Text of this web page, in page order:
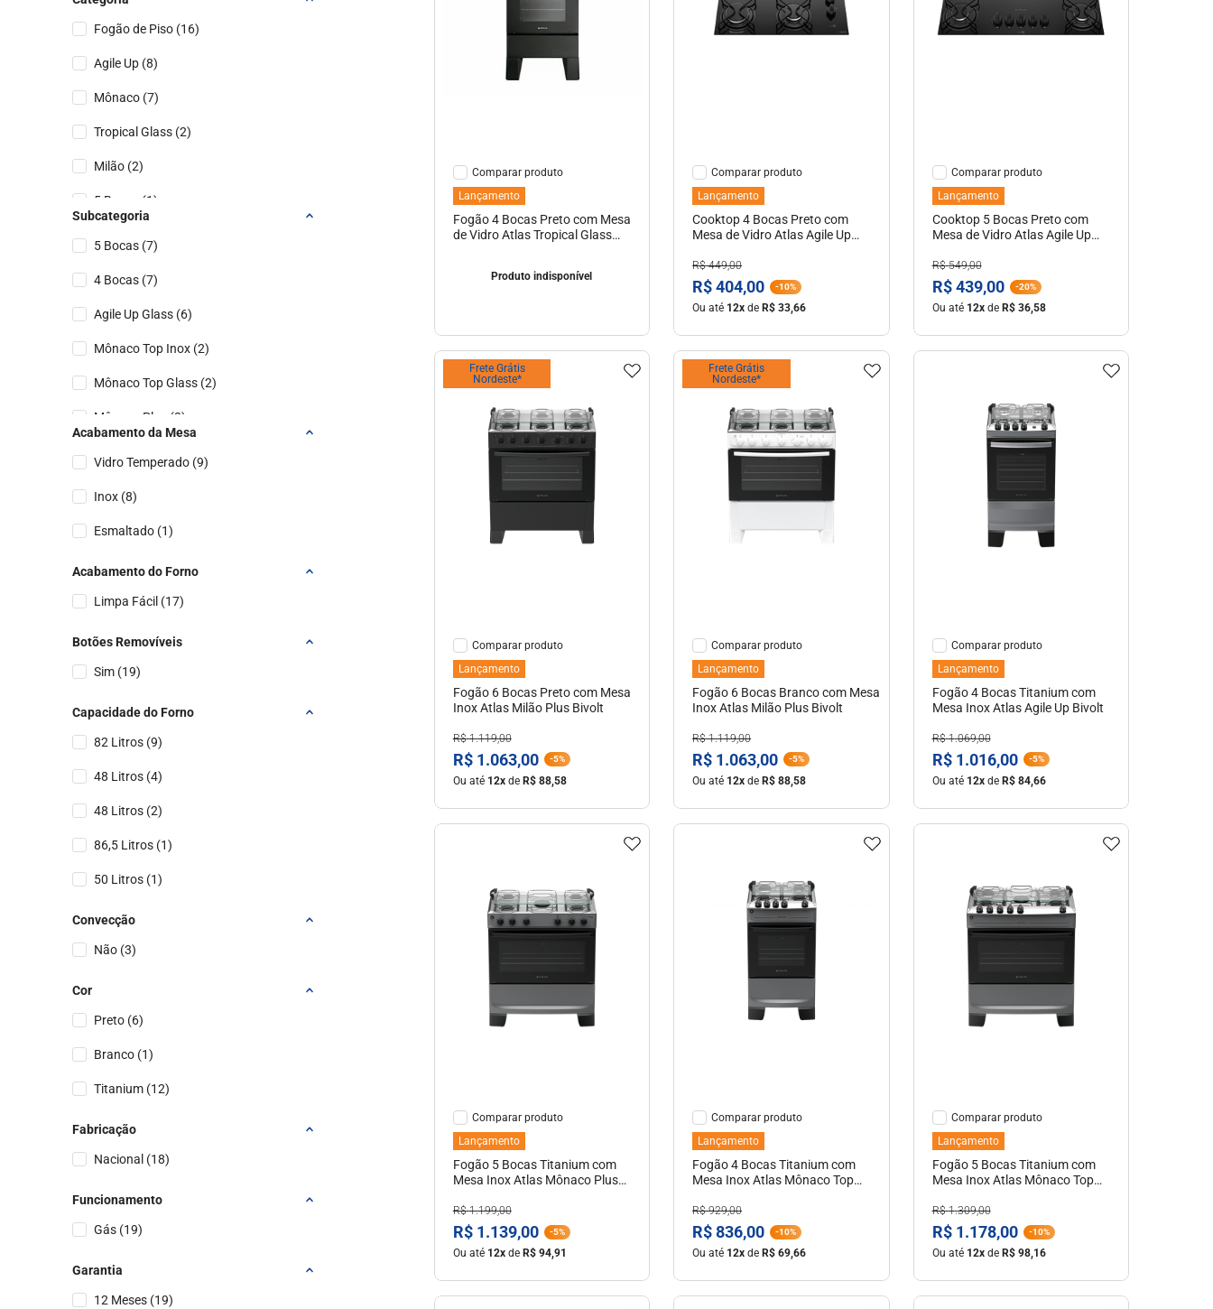
Fogão de Piso (16)
Agile Up (8)
Mônaco (7)
Tropical Glass (2)
Milão (2)
5 Bocas (1)
Subcategoria
5 Bocas (7)
4 Bocas (7)
Agile Up Glass (6)
Mônaco Top Inox (2)
Mônaco Top Glass (2)
Mônaco Plus (2)
Acabamento da Mesa
Vidro Temperado (9)
Inox (8)
Esmaltado (1)
Acabamento do Forno
Limpa Fácil (17)
Botões Removíveis
Sim (19)
Capacidade do Forno
82 Litros (9)
48 Litros (4)
48 Litros (2)
86,5 Litros (1)
50 Litros (1)
Convecção
Não (3)
Cor
Preto (6)
Branco (1)
Titanium (12)
Fabricação
Nacional (18)
Funcionamento
Gás (19)
Garantia
12 Meses (19)
Comparar
Lançamento
Fogão 4 Bocas Preto com Mesa
de Vidro Atlas Tropical Glass
Produto indisponível
Comparar
Lançamento
Cooktop 4 Bocas Preto com
Mesa de Vidro Atlas Agile Up
R$ 449,00
R$404,00 -10%
Ou até 12x de R$ 33,66
Comparar
Lançamento
Cooktop 5 Bocas Preto com
Mesa de Vidro Atlas Agile Up
R$ 549,00
R$ 439,00 -20%
Ou até 12xde R$ 36,58
Comparar
Lançamento
Frete Grátis
Nordeste*
Fogão 6 Bocas Preto com Mesa
Inox Atlas Milão Plus Bivolt
R$ 1.119,00
R$ 1.063,00 -5%
Ou até 12xde R$ 88,58
Comparar
Lançamento
Frete Grátis
Nordeste*
Fogão 6 Bocas Branco com Mesa
Inox Atlas Milão Plus Bivolt
R$ 1.119,00
R$ 1.063,00 -5%
Ou até 12x deR$ 88,58
Comparar
Lançamento
Fogão 4 Bocas Titanium com
Mesa Inox Atlas Agile Up Bivolt
R$ 1.069,00
R$ 1.016,00 -5%
Ou até 12xde R$ 84,66
Comparar
Lançamento
Fogão 5 Bocas Titanium com
Mesa Inox Atlas Mônaco Plus
R$ 1.199,00
R$ 1.139,00 -5%
Ou até 12xde R$ 94,91
Comparar
Lançamento
Fogão 4 Bocas Titanium com
Mesa Inox Atlas Mônaco Top
R$ 929,00
R$836,00 -10%
Ou até 12x de R$ 69,66
Comparar
Lançamento
Fogão 5 Bocas Titanium com
Mesa Inox Atlas Mônaco Top
R$ 1.309,00
R$ 1.178,00 -10%
Ou até 12xde R$ 98,16